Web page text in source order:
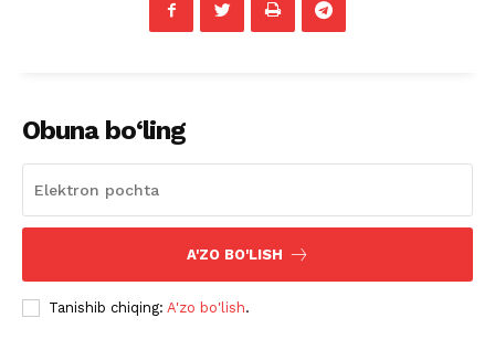
Obuna bo‘ling
A'ZO BO'LISH
Tanishib chiqing: A'zo bo'lish.